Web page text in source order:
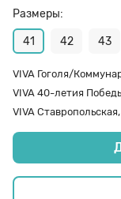
Размеры:
41 42 43
VIVA Гоголя/
VIVA 40-летия
VIVA
Растяжитель и